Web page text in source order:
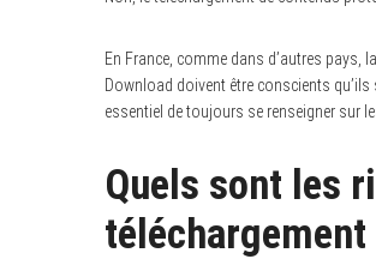
En France, comme dans d’autres pays,
Download doivent être conscients
essentiel de toujours se renseigner sur
Quels sont les
téléchargement